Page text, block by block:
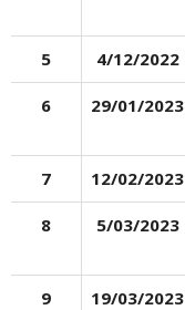
5 4/12/2022
6 29/01/2023
7 12/02/2023
8 5/03/2023
9 19/03/2023